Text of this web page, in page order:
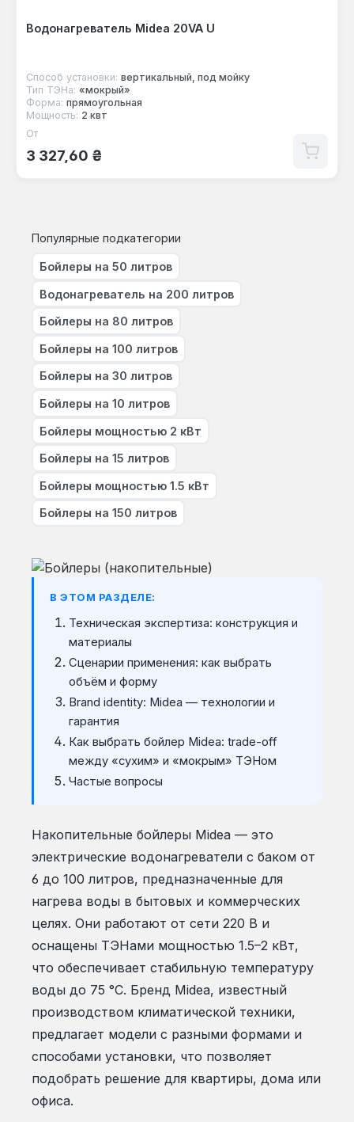
Водонагреватель Midea 20VA U
Способ установки: вертикальный, под мойку
Тип ТЭНа: «мокрый»
Форма: прямоугольная
Мощность: 2 квт
Обычная цена:
От
3 327,60 ₴
Популярные подкатегории
Бойлеры на 50 литров
Водонагреватель на 200 литров
Бойлеры на 80 литров
Бойлеры на 100 литров
Бойлеры на 30 литров
Бойлеры на 10 литров
Бойлеры мощностью 2 кВт
Бойлеры на 15 литров
Бойлеры мощностью 1.5 кВт
Бойлеры на 150 литров
В ЭТОМ РАЗДЕЛЕ:
Техническая экспертиза: конструкция и
материалы
Сценарии применения: как выбрать
объём и форму
Brand identity: Midea — технологии и
гарантия
Как выбрать бойлер Midea: trade-off
между «сухим» и «мокрым» ТЭНом
Частые вопросы
Накопительные бойлеры Midea — это
электрические водонагреватели с баком от
6 до 100 литров, предназначенные для
нагрева воды в бытовых и коммерческих
целях. Они работают от сети 220 В и
оснащены ТЭНами мощностью 1.5–2 кВт,
что обеспечивает стабильную температуру
воды до 75 °C. Бренд Midea, известный
производством климатической техники,
предлагает модели с разными формами и
способами установки, что позволяет
подобрать решение для квартиры, дома или
офиса.